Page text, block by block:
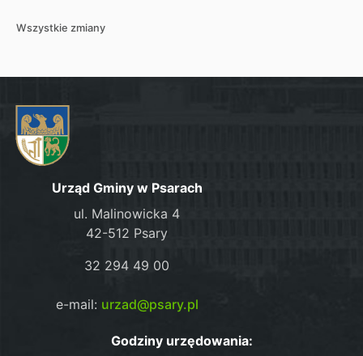
Wszystkie zmiany
Urząd Gminy w Psarach
ul. Malinowicka 4
42-512 Psary
32 294 49 00
e-mail: urzad@psary.pl
Godziny urzędowania: